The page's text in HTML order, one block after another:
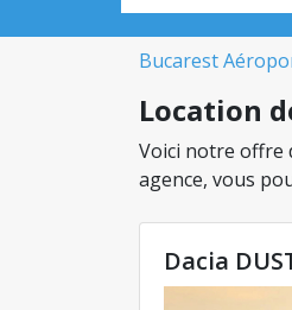
Bucarest
Location
Voici notre offre
agence, vous
Dacia